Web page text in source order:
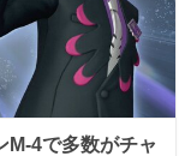
M‑4で多数がチャ